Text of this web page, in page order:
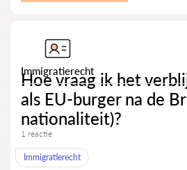
Immigratierecht
Hoe vraag ik het
als EU-burger na de
nationaliteit)?
1 reactie
Immigratierecht